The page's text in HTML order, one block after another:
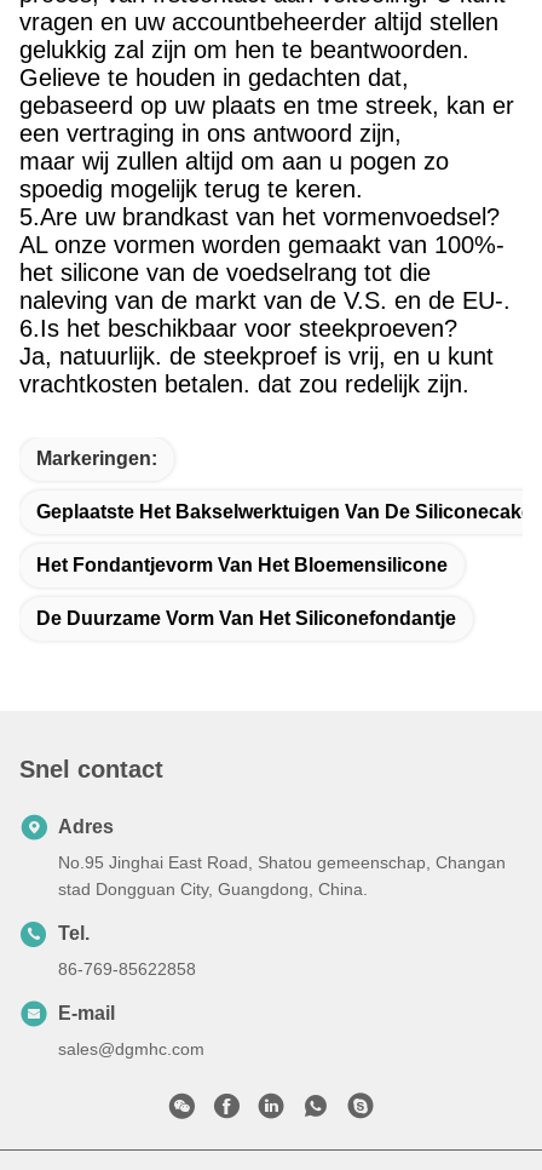
vragen en uw accountbeheerder altijd stellen
gelukkig zal zijn om hen te beantwoorden.
Gelieve te houden in gedachten dat,
gebaseerd op uw plaats en tme streek, kan er
een vertraging in ons antwoord zijn,
maar wij zullen altijd om aan u pogen zo
spoedig mogelijk terug te keren.
5.Are uw brandkast van het vormenvoedsel?
AL onze vormen worden gemaakt van 100%-
het silicone van de voedselrang tot die
naleving van de markt van de V.S. en de EU-.
6.Is het beschikbaar voor steekproeven?
Ja, natuurlijk. de steekproef is vrij, en u kunt
vrachtkosten betalen. dat zou redelijk zijn.
Markeringen:
Geplaatste Het Bakselwerktuigen Van De Siliconecake
Het Fondantjevorm Van Het Bloemensilicone
De Duurzame Vorm Van Het Siliconefondantje
Snel contact
Adres
No.95 Jinghai East Road, Shatou gemeenschap, Changan
stad Dongguan City, Guangdong, China.
Tel.
86-769-85622858
E-mail
sales@dgmhc.com